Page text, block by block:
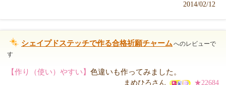
2014/02/12
シェイプドステッチで作る合格祈願チャーム へのレビューで
す
【作り（使い）やすい】 色違いも作ってみました。
まめひろさん ★22684